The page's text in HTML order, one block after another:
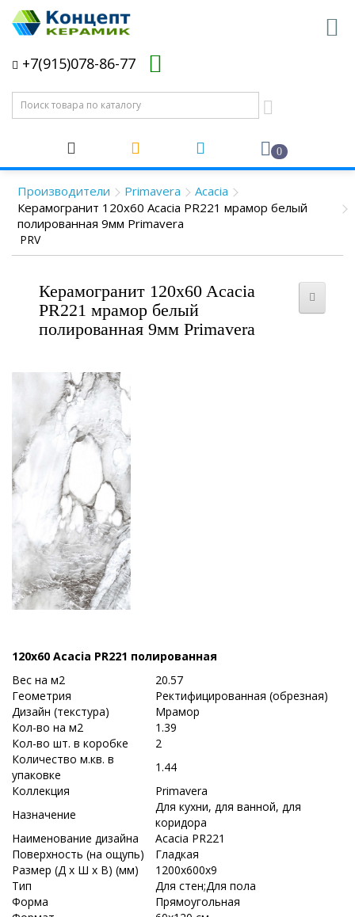
+7(915)078-86-77
0
Производители Primavera
Acacia
Керамогранит 120x60 Acacia PR221 мрамор белый
полированная 9мм Primavera
PRV
Керамогранит 120x60 Acacia
PR221 мрамор белый
полированная 9мм Primavera
120x60 Acacia PR221 полированная
Вес на м2
20.57
Геометрия
Ректифицированная (обрезная)
Дизайн (текстура)
Мрамор
Кол-во на м2
1.39
Кол-во шт. в коробке
2
Количество м.кв. в
упаковке
1.44
Коллекция
Primavera
Назначение
Для кухни, для ванной, для
коридора
Наименование дизайна
Acacia PR221
Поверхность (на ощупь)
Гладкая
Размер (Д х Ш х В) (мм)
1200х600х9
Тип
Для стен;Для пола
Форма
Прямоугольная